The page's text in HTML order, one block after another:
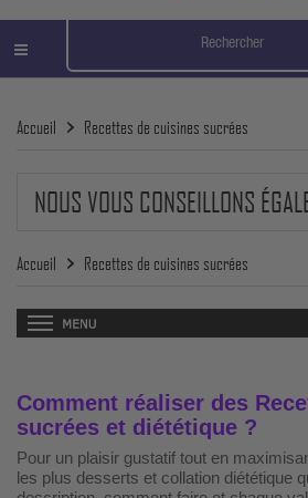
Accueil Recettes de cuisines sucrées
NOUS VOUS CONSEILLONS
Accueil Recettes de cuisines sucrées
Comment réaliser des
sucrées et diététique ?
Pour un plaisir gustatif tout en
les plus desserts et collation diététique